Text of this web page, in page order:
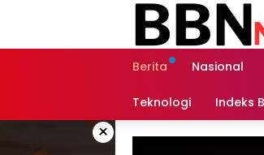
Berita Nasional
Teknologi Indeks
×